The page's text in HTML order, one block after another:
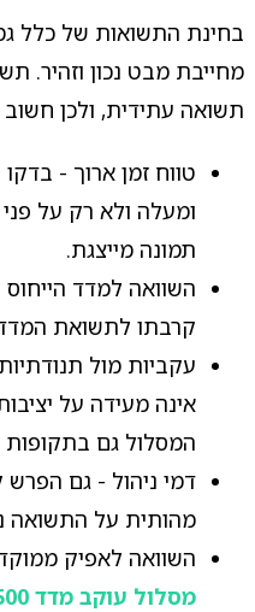
בחינת התשואות של כלל
מחייבת מבט נכון וזהיר.
תשואה עתידית, ולכן
טווח זמן ארוך -
ומעלה ולא רק על
תמונה מייצגת.
השוואה למדד
קרבתו לתשואת
עקביות מול
אינה מעידה על
המסלול גם בתקופות
דמי ניהול - גם הפרש
מהותית על התשואה
השוואה לאפיק
מסלול עוקב מדד S&P500